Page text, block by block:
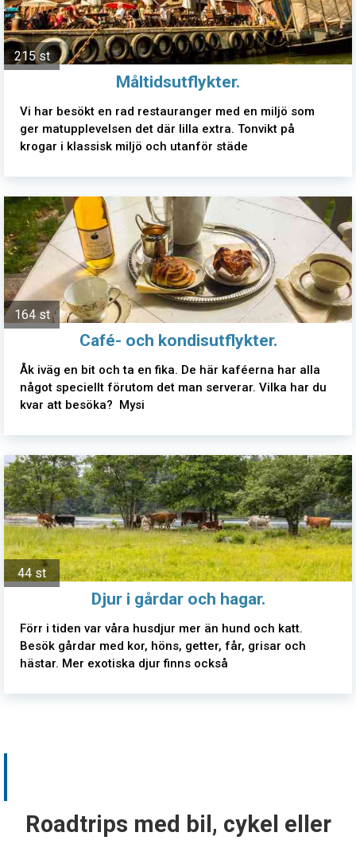
215 st
Måltidsutflykter.
Vi har besökt en rad restauranger med en miljö som
ger matupplevelsen det där lilla extra. Tonvikt på
krogar i klassisk miljö och utanför städe
164 st
Café- och kondisutflykter.
Åk iväg en bit och ta en fika. De här kaféerna har alla
något speciellt förutom det man serverar. Vilka har du
kvar att besöka? Mysi
44 st
Djur i gårdar och hagar.
Förr i tiden var våra husdjur mer än hund och katt.
Besök gårdar med kor, höns, getter, får, grisar och
hästar. Mer exotiska djur finns också
Roadtrips med bil, cykel eller